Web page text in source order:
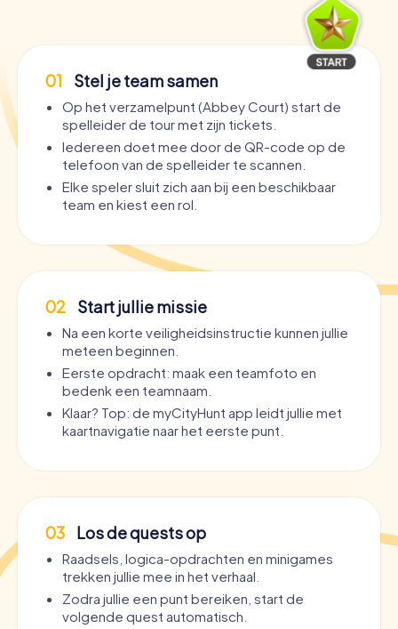
01 Stel je team samen
Op het verzamelpunt (Abbey Court) start de
spelleider de tour met zijn tickets.
Iedereen doet mee door de QR-code op de
telefoon van de spelleider te scannen.
Elke speler sluit zich aan bij een beschikbaar
team en kiest een rol.
02 Start jullie missie
Na een korte veiligheidsinstructie kunnen jullie
meteen beginnen.
Eerste opdracht: maak een teamfoto en
bedenk een teamnaam.
Klaar? Top: de myCityHunt app leidt jullie met
kaartnavigatie naar het eerste punt.
03 Los de quests op
Raadsels, logica-opdrachten en minigames
trekken jullie mee in het verhaal.
Zodra jullie een punt bereiken, start de
volgende quest automatisch.